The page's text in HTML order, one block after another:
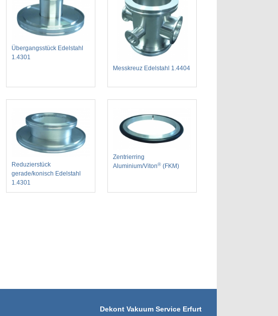
Übergangsstück Edelstahl
1.4301
Messkreuz Edelstahl 1.4404
Reduzierstück
gerade/konisch Edelstahl
1.4301
Zentrierring
Aluminium/Viton® (FKM)
Dekont Vakuum Service Erfurt